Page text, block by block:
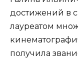
достижений в
лауреатом
получила